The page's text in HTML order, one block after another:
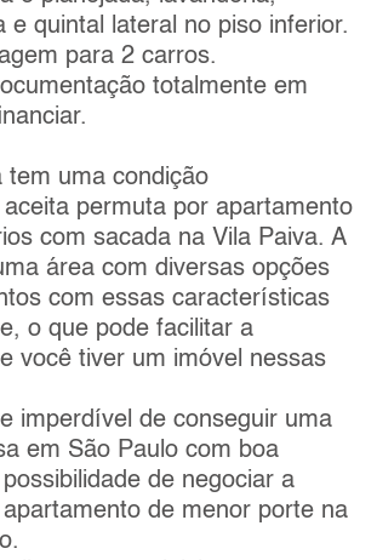
e quintal lateral no piso inferior.
para 2 carros.
totalmente em
tem uma condição
permuta por apartamento
com sacada na Vila Paiva. A
área com diversas opções
com essas características
o que pode facilitar a
você tiver um imóvel nessas
imperdível de conseguir uma
em São Paulo com boa
de negociar a
de menor porte na